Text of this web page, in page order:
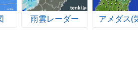
雨雲レーダー アメダス(